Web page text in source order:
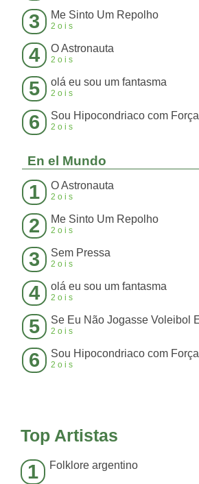
3 Me Sinto Um Repolho
2ois
4 O Astronauta
2ois
5 olá eu sou um fantasma
2ois
6 Sou Hipocondriaco com Força
2ois
En el Mundo
1 O Astronauta
2ois
2 Me Sinto Um Repolho
2ois
3 Sem Pressa
2ois
4 olá eu sou um fantasma
2ois
5 2ois
6 Sou Hipocondriaco com Força
2ois
Top Artistas
1 Folklore argentino